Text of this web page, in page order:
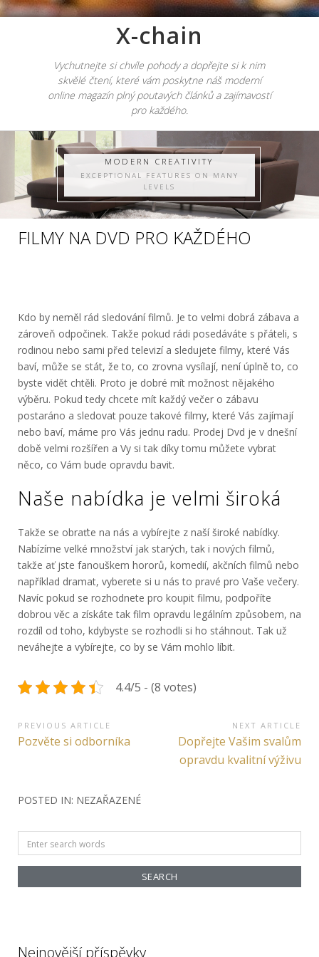
X-chain
Vychutnejte si chvíle pohody a dopřejte si k nim
skvělé čtení, které vám poskytne náš moderní
online magazín plný poutavých článků a zajímavostí
pro každého.
MODERN CREATIVITY
EXCEPTIONAL FEATURES ON MANY
LEVELS
FILMY NA DVD PRO KAŽDÉHO
Kdo by neměl rád sledování filmů. Je to velmi dobrá zábava a
zároveň odpočinek. Takže pokud rádi posedáváte s přáteli, s
rodinou nebo sami před televizí a sledujete filmy, které Vás
baví, může se stát, že to, co zrovna vysílají, není úplně to, co
byste vidět chtěli. Proto je dobré mít možnost nějakého
výběru. Pokud tedy chcete mít každý večer o zábavu
postaráno a sledovat pouze takové filmy, které Vás zajímají
nebo baví, máme pro Vás jednu radu. Prodej Dvd je v dnešní
době velmi rozšířen a Vy si tak díky tomu můžete vybrat
něco, co Vám bude opravdu bavit.
Naše nabídka je velmi široká
Takže se obraťte na nás a vybírejte z naší široké nabídky.
Nabízíme velké množství jak starých, tak i nových filmů,
takže ať jste fanouškem hororů, komedií, akčních filmů nebo
například dramat, vyberete si u nás to pravé pro Vaše večery.
Navíc pokud se rozhodnete pro koupit filmu, podpoříte
dobrou věc a získáte tak film opravdu legálním způsobem, na
rozdíl od toho, kdybyste se rozhodli si ho stáhnout. Tak už
neváhejte a vybírejte, co by se Vám mohlo líbit.
4.4/5 - (8 votes)
Navigace
pro
PREVIOUS ARTICLE
Previous
Pozvěte si odborníka
NEXT ARTICLE
Next
Article:
Dopřejte Vašim svalům
opravdu kvalitní výživu
POSTED IN: NEZAŘAZENÉ
Search
for:
Nejnovější příspěvky